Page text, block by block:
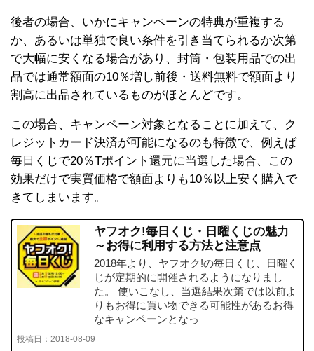
後者の場合、いかにキャンペーンの特典が重複する
か、あるいは単独で良い条件を引き当てられるか次第
で大幅に安くなる場合があり、封筒・包装用品での出
品では通常額面の10％増し前後・送料無料で額面より
割高に出品されているものがほとんどです。
この場合、キャンペーン対象となることに加えて、ク
レジットカード決済が可能になるのも特徴で、例えば
毎日くじで20％Tポイント還元に当選した場合、この
効果だけで実質価格で額面よりも10％以上安く購入で
きてしまいます。
ヤフオク!毎日くじ・日曜くじの魅力
～お得に利用する方法と注意点
2018年より、ヤフオク!の毎日くじ、日曜く
じが定期的に開催されるようになりまし
た。 使いこなし、当選結果次第では以前よ
りもお得に買い物できる可能性があるお得
なキャンペーンとなっ
投稿日： 2018-08-09